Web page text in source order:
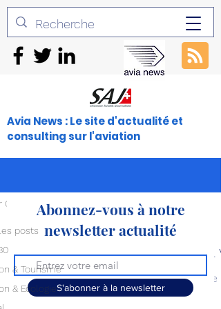
Avia News : Le site d'actualité et
consulting sur l'aviation
posts
& Tourisme
& Ecologie
C2/C7/TC2
Posts à
Découvrez d'autres catégories
Abonnez-vous à notre
newsletter actualité
S'abonner à la newsletter